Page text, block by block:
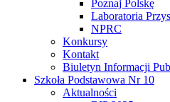
Poznaj Polskę
Laboratoria
NPRC
Konkursy
Kontakt
Biuletyn Informacji
Szkoła Podstawowa Nr 10
Aktualności